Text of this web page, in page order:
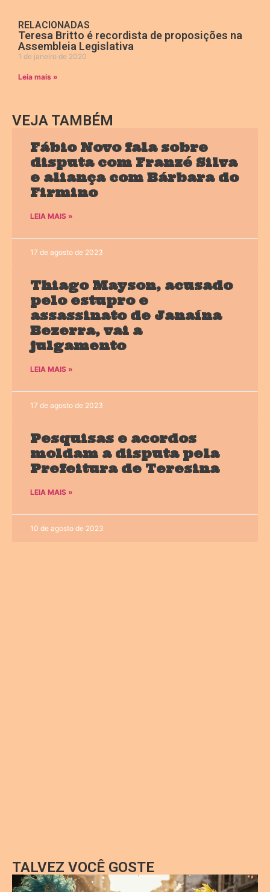
RELACIONADAS
Teresa Britto é recordista de proposições na
Assembleia Legislativa
1 de janeiro de 2020
Leia mais »
VEJA TAMBÉM
Fábio Novo fala sobre
disputa com Franzé Silva
e aliança com Bárbara do
Firmino
LEIA MAIS »
17 de agosto de 2023
Thiago Mayson, acusado
pelo estupro e
assassinato de Janaína
Bezerra, vai a
julgamento
LEIA MAIS »
17 de agosto de 2023
Pesquisas e acordos
moldam a disputa pela
Prefeitura de Teresina
LEIA MAIS »
10 de agosto de 2023
TALVEZ VOCÊ GOSTE